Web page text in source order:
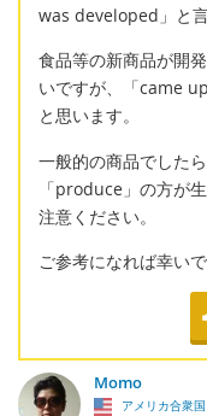
was developed」と言
食品等の新商品が開
いですが、「came
と思います。
一般的の商品でした
「produce」の方が
注意ください。
ご参考になれば幸いで
Momo
アメリカ合衆国